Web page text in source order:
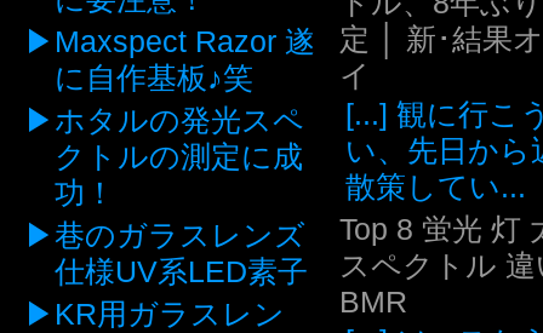
Maxspect Razor 遂
に自作基板♪笑
ホタルの発光スペ
クトルの測定に成
功！
巷のガラスレンズ
仕様UV系LED素子
KR用ガラスレン
定 │ 新･結果
イ
[...] 観に行こ
い、先日から
散策してい...
Top 8 蛍光 灯
スペクトル 違
BMR